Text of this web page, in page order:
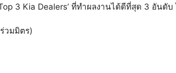
3 Kia Dealers’ ที่ทำผลงานได้ดีที่สุด 3 อันดับ
วมมิตร)